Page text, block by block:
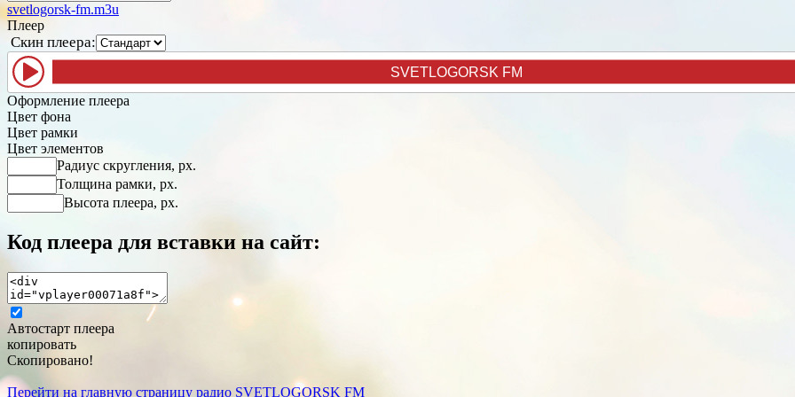
svetlogorsk-fm.m3u
Плеер
Скин плеера:
Оформление плеера
Цвет фона
Цвет рамки
Цвет элементов
Радиус скругления, px.
Толщина рамки, px.
Высота плеера, px.
Код плеера для вставки на сайт:
Автостарт плеера
копировать
Скопировано!
Перейти на главную страницу радио SVETLOGORSK FM